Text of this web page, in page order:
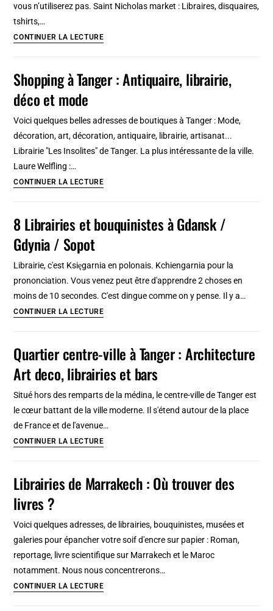
vous n’utiliserez pas. Saint Nicholas market : Libraires, disquaires,
tshirts,…
CONTINUER LA LECTUREShopping à
Boutiques,
Shopping à Tanger : Antiquaire, librairie,
déco et mode
Voici quelques belles adresses de boutiques à Tanger : Mode,
décoration, art, décoration, antiquaire, librairie, artisanat...
Librairie "Les Insolites" de Tanger. La plus intéressante de la ville.
Laure Welfling :…
CONTINUER LA LECTUREShopping
:
déco
8 Librairies et bouquinistes à Gdansk /
Gdynia / Sopot
Librairie, c'est Księgarnia en polonais. Kchiengarnia pour la
prononciation. Vous venez peut être d'apprendre 2 choses en
moins de 10 secondes. C'est dingue comme on y pense. Il y a…
CONTINUER LA LECTURE8
bouquinistes
à
Sopot
Quartier centre-ville à Tanger : Architecture
Art deco, librairies et bars
Situé hors des remparts de la médina, le centre-ville de Tanger est
le cœur battant de la ville moderne. Il s'étend autour de la place
de France et de l'avenue…
CONTINUER LA LECTUREQuartier
à
Architecture
deco,
et
Librairies de Marrakech : Où trouver des
livres ?
Voici quelques adresses, de librairies, bouquinistes, musées et
galeries pour épancher votre soif d'encre sur papier : Roman,
reportage, livre scientifique sur Marrakech et le Maroc
notamment. Nous nous concentrerons…
CONTINUER LA LECTURELibrairies